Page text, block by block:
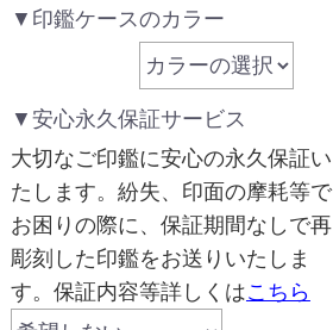
▼印鑑ケースのカラー
▼安心永久保証サービス
大切なご印鑑に安心の永久保証い
たします。紛失、印面の摩耗等で
お困りの際に、保証期間なしで再
彫刻した印鑑をお送りいたしま
す。保証内容等詳しくはこちら